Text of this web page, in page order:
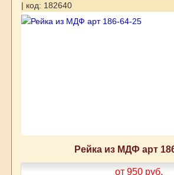
| код: 182640
Рейка из МДФ арт
от 950 руб.